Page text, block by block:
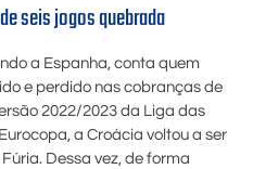
seis jogos quebrada
a Espanha, conta quem
e perdido nas cobranças de
2022/2023 da Liga das
a Croácia voltou a ser
Dessa vez, de forma